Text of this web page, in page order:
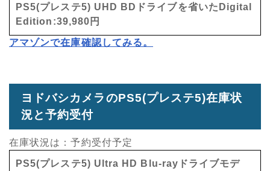
PS5(プレステ5) UHD BDドライブを省いたDigital
Edition:39,980円
アマゾンで在庫確認してみる。
ヨドバシカメラのPS5(プレステ5)在庫状
況と予約受付
在庫状況は：予約受付予定
PS5(プレステ5) Ultra HD Blu-rayドライブモデ